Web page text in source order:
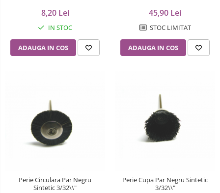
8,20 Lei
IN STOC
ADAUGA IN COS
45,90 Lei
STOC LIMITAT
ADAUGA IN COS
Perie Circulara Par Negru
Sintetic 3/32\\"
Perie Cupa Par Negru Sintetic
3/32\\"